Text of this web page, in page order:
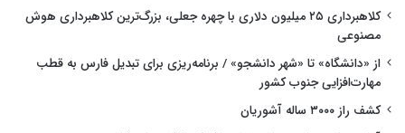
کلاهبرداری ۲۵ میلیون دلاری با چهره جعلی، بزرگ‌ترین کلاهبرداری هوش
مصنوعی
از «دانشگاه» تا «شهر دانشجو» / برنامه‌ریزی برای تبدیل فارس به قطب
مهارت‌افزایی جنوب کشور
کشف راز ۳۰۰۰ ساله آشوریان